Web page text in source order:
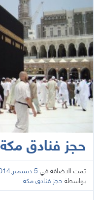
حجز فنادق مكة
تمت الاضافة في 5 ديسمبر,2014
بواسطة حجز فنادق مكة